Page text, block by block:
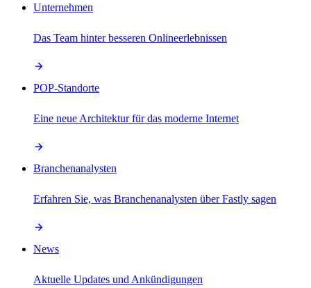
Unternehmen
Das Team hinter besseren Onlineerlebnissen
POP-Standorte
Eine neue Architektur für das moderne Internet
Branchenanalysten
Erfahren Sie, was Branchenanalysten über Fastly sagen
News
Aktuelle Updates und Ankündigungen